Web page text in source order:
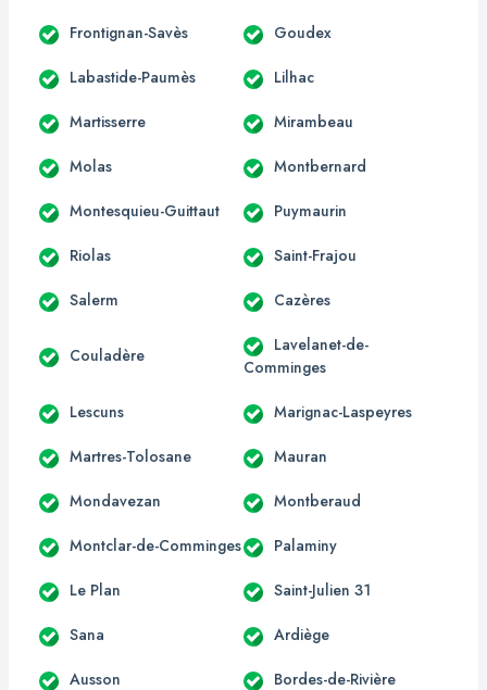
Frontignan-Savès Goudex
Labastide-Paumès Lilhac
Martisserre Mirambeau
Molas Montbernard
Montesquieu-Guittaut Puymaurin
Riolas Saint-Frajou
Salerm Cazères
Couladère
Lavelanet-de-
Comminges
Lescuns Marignac-Laspeyres
Martres-Tolosane Mauran
Mondavezan Montberaud
Montclar-de-Comminges Palaminy
Le Plan Saint-Julien 31
Sana Ardiège
Ausson Bordes-de-Rivière